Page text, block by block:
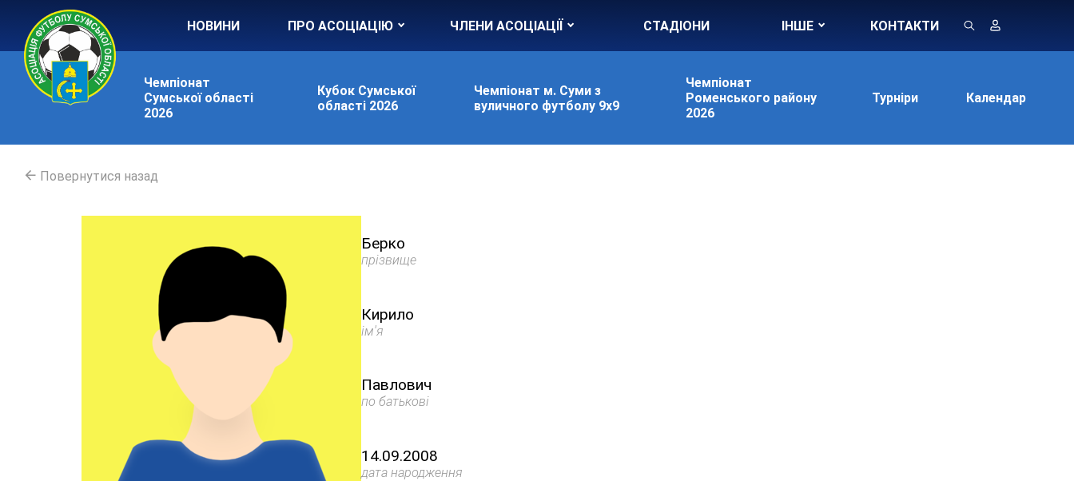
НОВИНИ ПРО АСОЦІАЦІЮ ЧЛЕНИ АСОЦІАЦІЇ СТАДІОНИ ІНШЕ КОНТАКТИ
Чемпіонат
Сумської області
2026
Кубок Сумської
області 2026
Чемпіонат м. Суми з
вуличного футболу 9х9
Чемпіонат
Роменського району
2026
Турніри Календар
Повернутися назад
Берко
прізвище
Кирило
ім'я
Павлович
по батькові
14.09.2008
дата народження